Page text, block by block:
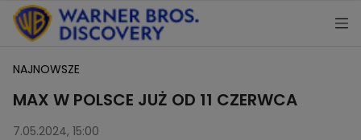
NAJNOWSZE
MAX W POLSCE JUŻ OD 11 CZERWCA
7.05.2024, 15:00